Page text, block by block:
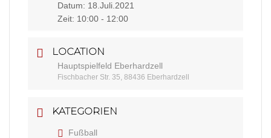
Datum: 18.Juli.2021
Zeit: 10:00 - 12:00
LOCATION
Hauptspielfeld Eberhardzell
Fischbacher Str. 35, 88436 Eberhardzell
KATEGORIEN
Fußball